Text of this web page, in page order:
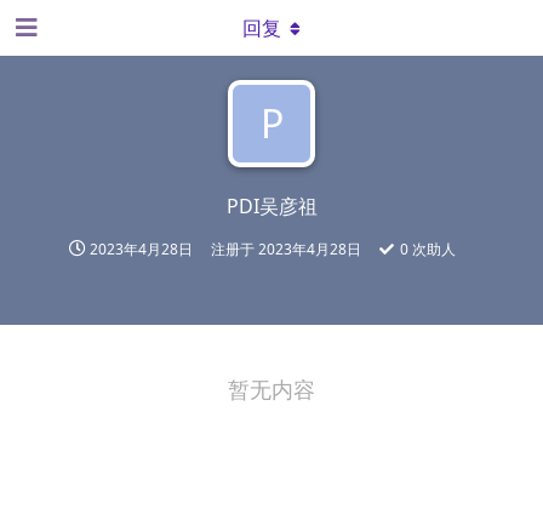
P
PDI吴彦祖
2023年4月28日 注册于2023年4月28日 0 次助人
回复
暂无内容